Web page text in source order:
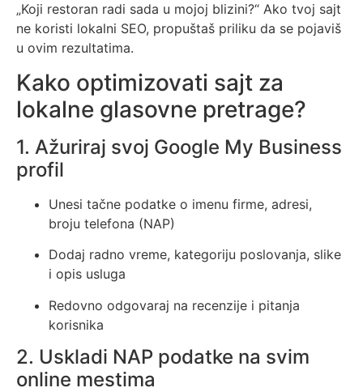
„Koji restoran radi sada u mojoj blizini?“ Ako tvoj sajt
ne koristi lokalni SEO, propuštaš priliku da se pojaviš
u ovim rezultatima.
Kako optimizovati sajt za
lokalne glasovne pretrage?
1. Ažuriraj svoj Google My Business
profil
Unesi tačne podatke o imenu firme, adresi,
broju telefona (NAP)
Dodaj radno vreme, kategoriju poslovanja, slike
i opis usluga
Redovno odgovaraj na recenzije i pitanja
korisnika
2. Uskladi NAP podatke na svim
online mestima